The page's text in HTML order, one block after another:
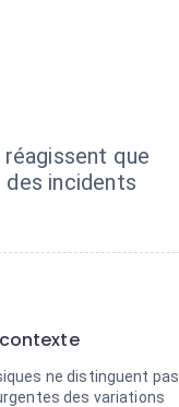
que
incidents
ne distinguent pas
des variations